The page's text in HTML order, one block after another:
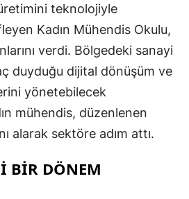
teknolojiyle
Kadın Mühendis Okulu,
verdi. Bölgedeki sanayi
duyduğu dijital dönüşüm ve
yönetebilecek
mühendis, düzenlenen
alarak sektöre adım attı.
BİR DÖNEM